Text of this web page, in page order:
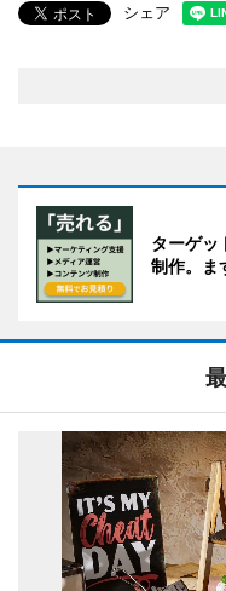
シェア
ターゲッ
制作。ま